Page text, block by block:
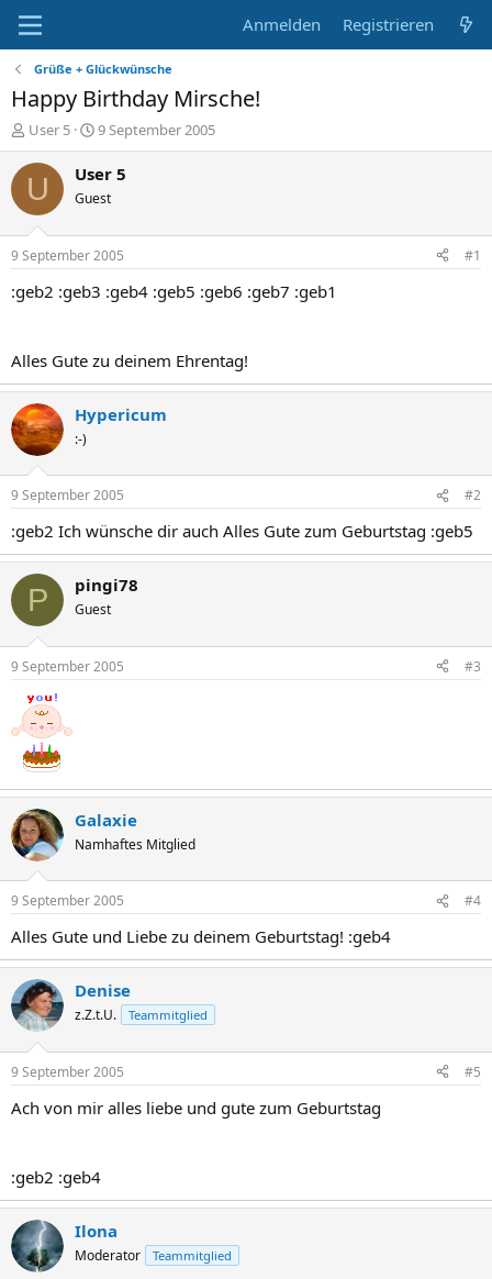
Anmelden Registrieren
Grüße + Glückwünsche
Happy Birthday Mirsche!
E
r
s
l
e
r
User 5
E
r
s
e
l
t
a
9 September 2005
U User 5
Guest
9 September 2005 #1
:geb2 :geb3 :geb4 :geb5 :geb6 :geb7 :geb1
Alles Gute zu deinem Ehrentag!
Hypericum
:-)
9 September 2005 #2
:geb2 Ich wünsche dir auch Alles Gute zum Geburtstag :geb5
P pingi78
Guest
9 September 2005 #3
Galaxie
Namhaftes Mitglied
9 September 2005 #4
Alles Gute und Liebe zu deinem Geburtstag! :geb4
Denise
z.Z.t.U. Teammitglied
9 September 2005 #5
Ach von mir alles liebe und gute zum Geburtstag
:geb2 :geb4
Ilona
Moderator Teammitglied